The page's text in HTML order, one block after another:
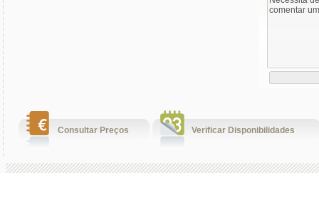
Consultar Preços Verificar Disponibilidades